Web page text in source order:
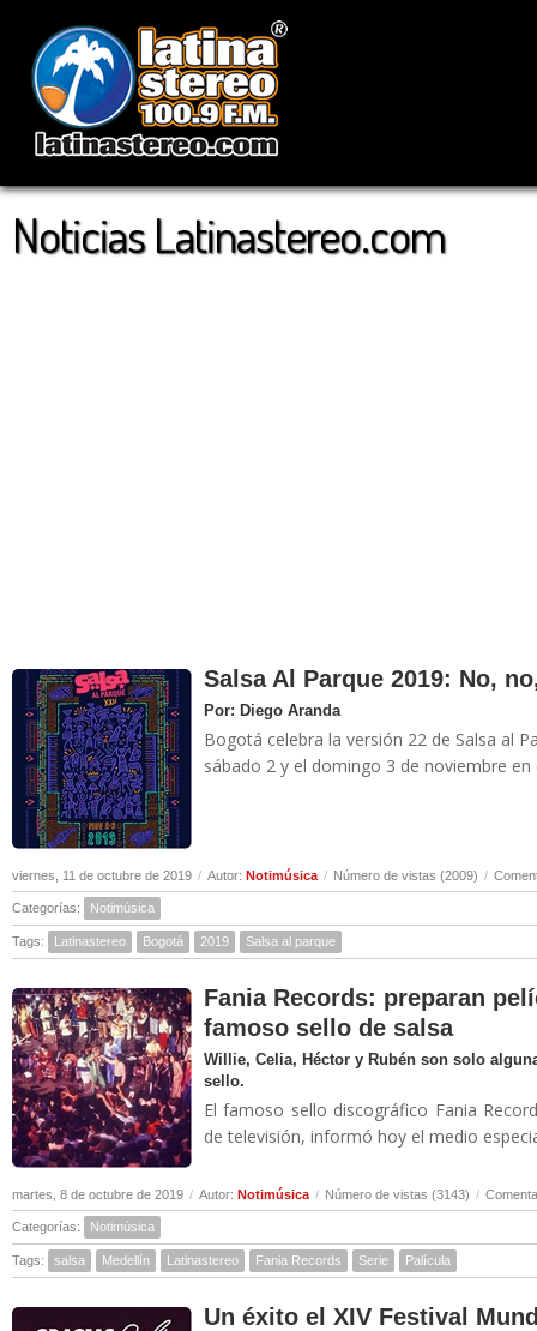
Noticias Latinastereo.com
Salsa Al Parque 2019: No,
Por: Diego Aranda
Bogotá celebra la versión 22 de Salsa al
sábado 2 y el domingo 3 de noviembre
viernes, 11 de octubre de 2019 / Autor: Notimúsica / Número de vistas (2009) /
Categorías: Notimúsica
Tags: Latinastereo Bogotá 2019 Salsa al parque
Fania Records: preparan
famoso sello de salsa
Willie, Celia, Héctor y Rubén son solo
sello.
El famoso sello discográfico Fania
de televisión, informó hoy el medio
martes, 8 de octubre de 2019 / Autor: Notimúsica / Número de vistas (3143) /
Categorías: Notimúsica
Tags: salsa Medellín Latinastereo Fania Records Serie Palícula
Un éxito el XIV Festival